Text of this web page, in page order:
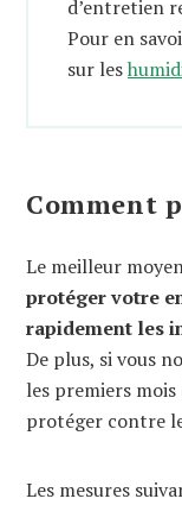
d’entretien
Pour en
sur les
Comment
Le meilleur
protéger votre
rapidement les
De plus, si vous
les premiers
protéger contre
Les mesures